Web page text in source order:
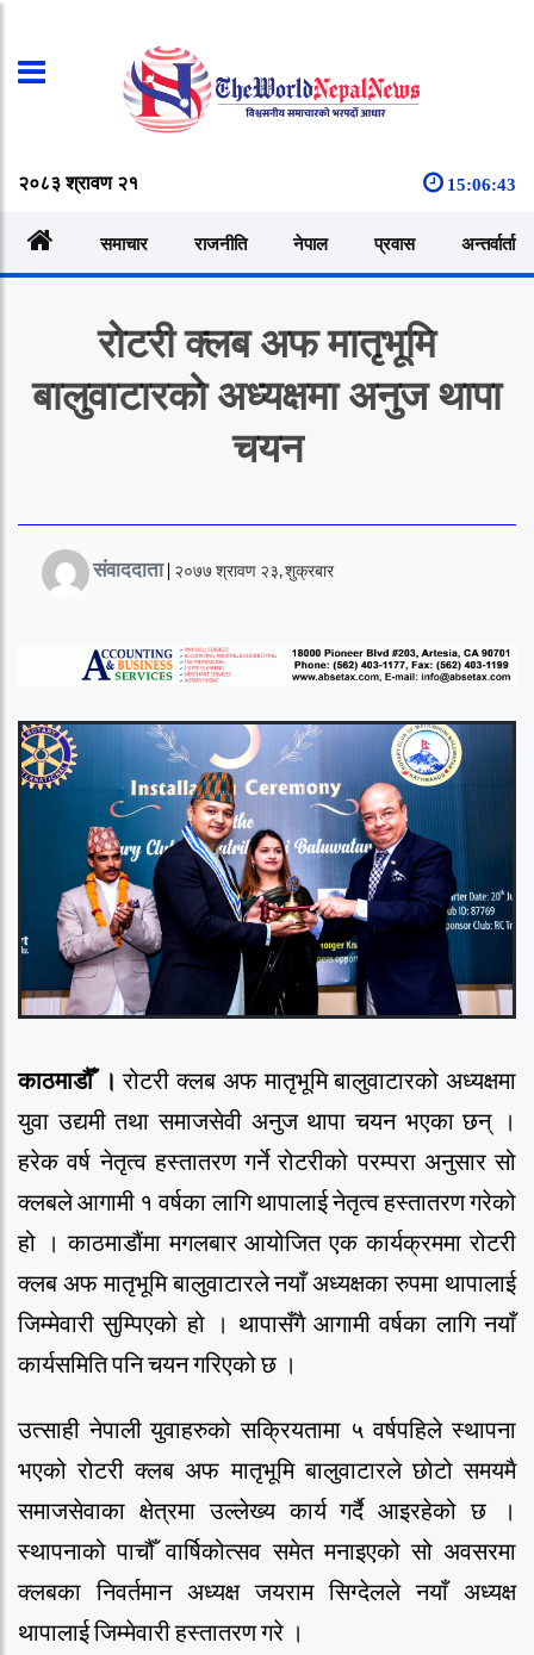
२०८३ श्रावण २१ 15:06:44
समाचार राजनीति नेपाल प्रवास अन्तर्वार्ता
रोटरी क्लब अफ मातृभूमि
बालुवाटारकाे अध्यक्षमा अनुज थापा
चयन
संवाददाता| २०७७ श्रावण २३, शुक्रबार
काठमाडौँ । रोटरी क्लब अफ मातृभूमि बालुवाटारको अध्यक्षमा
युवा उद्यमी तथा समाजसेवी अनुज थापा चयन भएका छन् ।
हरेक वर्ष नेतृत्व हस्तातरण गर्ने रोटरीको परम्परा अनुसार सो
क्लबले आगामी १ वर्षका लागि थापालाई नेतृत्व हस्तातरण गरेको
हो । काठमाडौंमा मगलबार आयोजित एक कार्यक्रममा रोटरी
क्लब अफ मातृभूमि बालुवाटारले नयाँ अध्यक्षका रुपमा थापालाई
जिम्मेवारी सुम्पिएको हो । थापासँगै आगामी वर्षका लागि नयाँ
कार्यसमिति पनि चयन गरिएको छ ।
उत्साही नेपाली युवाहरुको सक्रियतामा ५ वर्षपहिले स्थापना
भएको रोटरी क्लब अफ मातृभूमि बालुवाटारले छोटो समयमै
समाजसेवाका क्षेत्रमा उल्लेख्य कार्य गर्दै आइरहेको छ ।
स्थापनाको पाचौँ वार्षिकोत्सव समेत मनाइएको सो अवसरमा
क्लबका निवर्तमान अध्यक्ष जयराम सिग्देलले नयाँ अध्यक्ष
थापालाई जिम्मेवारी हस्तातरण गरे ।